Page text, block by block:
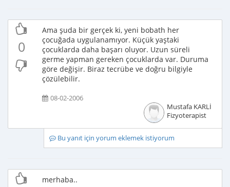
0
Ama şuda bir gerçek ki, yeni bobath her
çocuğada uygulanamıyor. Küçük yaştaki
çocuklarda daha başarı oluyor. Uzun süreli
germe yapman gereken çocuklarda var. Duruma
göre değişir. Biraz tecrübe ve doğru bilgiyle
çözülebilir.
08-02-2006
Mustafa KARLİ
Fizyoterapist
Bu yanıt için yorum eklemek istiyorum
merhaba..